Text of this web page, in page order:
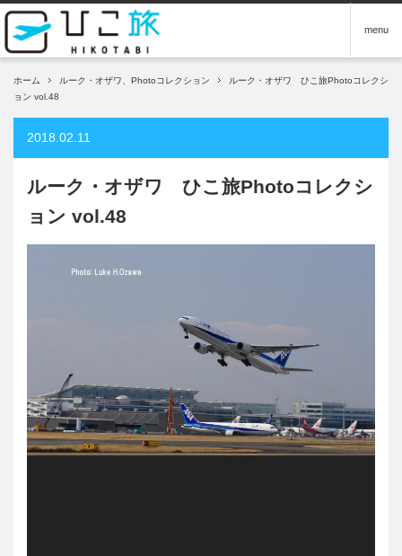
menu
ホーム ルーク・オザワ、Photoコレクション
ルーク・オザワ ひこ旅Photoコレクシ
ョン vol.48
2018.02.11
ルーク・オザワ ひこ旅Photoコレクシ
ョン vol.48